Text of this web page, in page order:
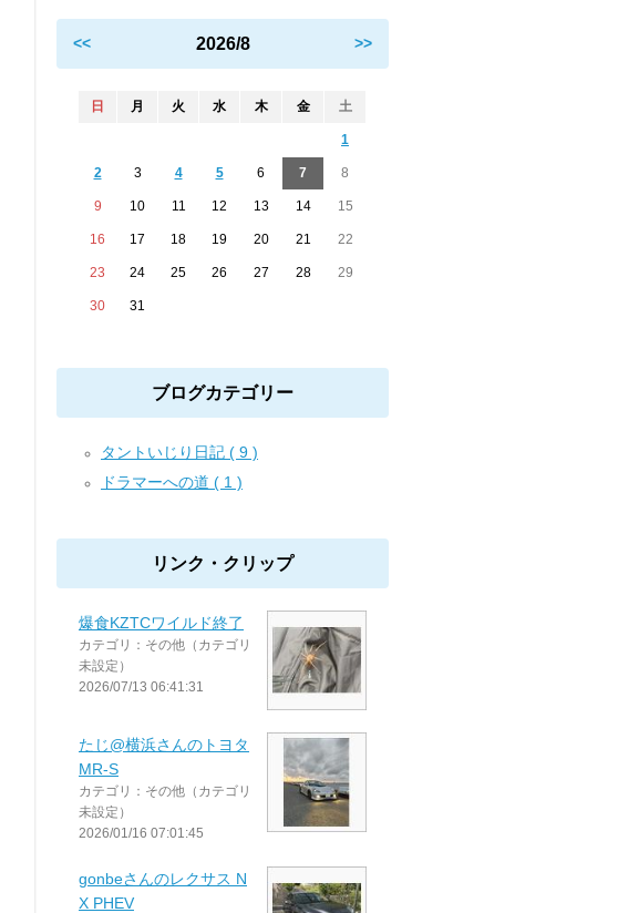
<< 2026/8 >>
日 月 火 水 木 金 土
1
2 3 4 5 6 7 8
9 10 11 12 13 14 15
16 17 18 19 20 21 22
23 24 25 26 27 28 29
30 31
ブログカテゴリー
タントいじり日記 ( 9 )
ドラマーへの道 ( 1 )
リンク・クリップ
爆食KZTCワイルド終了
カテゴリ：その他（カテゴリ
未設定）
2026/07/13 06:41:31
たじ@横浜さんのトヨタ
MR-S
カテゴリ：その他（カテゴリ
未設定）
2026/01/16 07:01:45
gonbeさんのレクサス N
X PHEV